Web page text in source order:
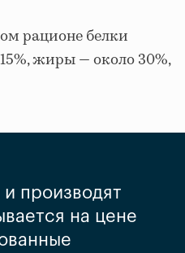
рационе белки
жиры — около 30%,
производят
на цене